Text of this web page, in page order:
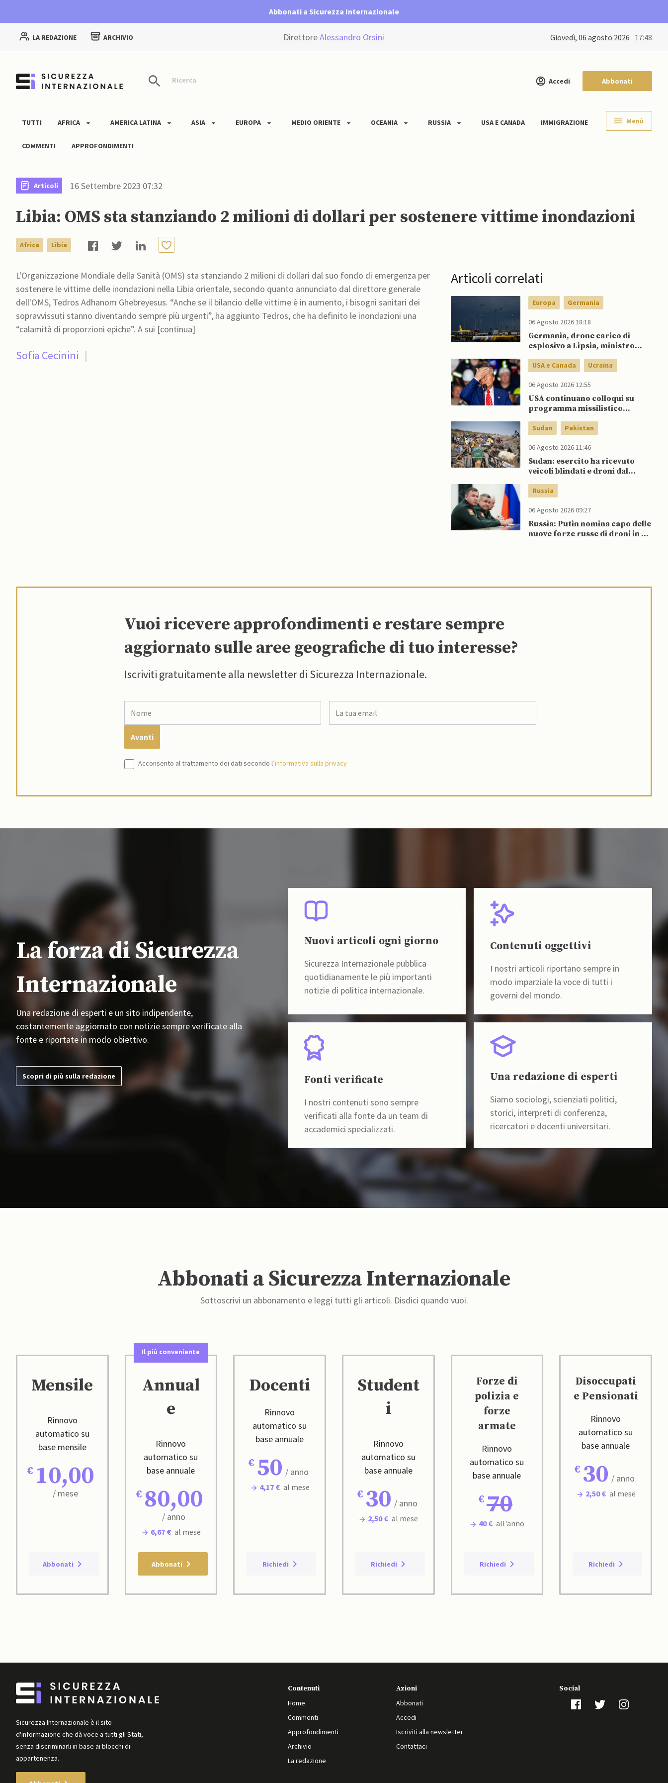
Abbonati a Sicurezza Internazionale
LA REDAZIONE ARCHIVIO DirettoreAlessandro Orsini giovedì, 06 agosto 2026 17:48
Ricerca Accedi Abbonati
TUTTI AFRICA AMERICA LATINA ASIA EUROPA MEDIO ORIENTE OCEANIA RUSSIA USA E CANADA IMMIGRAZIONE
COMMENTI APPROFONDIMENTI
Menù
Articoli 16 Settembre 2023 07:32
Libia: OMS sta stanziando 2 milioni di dollari per sostenere vittime inondazioni
Africa Libia
L'Organizzazione Mondiale della Sanità (OMS) sta stanziando 2 milioni di dollari dal suo fondo di emergenza per
sostenere le vittime delle inondazioni nella Libia orientale, secondo quanto annunciato dal direttore generale
dell'OMS, Tedros Adhanom Ghebreyesus. “Anche se il bilancio delle vittime è in aumento, i bisogni sanitari dei
sopravvissuti stanno diventando sempre più urgenti”, ha aggiunto Tedros, che ha definito le inondazioni una
“calamità di proporzioni epiche”. A sui [continua]
Sofia Cecinini |
Articoli correlati
Europa Germania
06 Agosto 2026 18:18
Germania, drone carico di
esplosivo a Lipsia, ministro
dietro un attore statale”
USA e Canada Ucraina
06 Agosto 2026 12:55
USA continuano colloqui su
programma missilistico
dubbi di Trump, affermano
Sudan Pakistan
06 Agosto 2026 11:46
Sudan: esercito ha ricevuto
veicoli blindati e droni dal
Russia
06 Agosto 2026 09:27
Russia: Putin nomina capo delle
nuove forze russe di droni in un
Vuoi ricevere approfondimenti e restare sempre
aggiornato sulle aree geografiche di tuo interesse?
Iscriviti gratuitamente alla newsletter di Sicurezza Internazionale.
Acconsento al trattamento dei dati secondo l’informativa sulla privacy
La forza di Sicurezza
Internazionale
Una redazione di esperti e un sito indipendente,
costantemente aggiornato con notizie sempre verificate alla
fonte e riportate in modo obiettivo.
Scopri di più sulla redazione
Nuovi articoli ogni giorno
Sicurezza Internazionale pubblica
quotidianamente le più importanti
notizie di politica internazionale.
Contenuti oggettivi
I nostri articoli riportano sempre in
modo imparziale la voce di tutti i
governi del mondo.
Fonti verificate
I nostri contenuti sono sempre
verificati alla fonte da un team di
accademici specializzati.
Una redazione di esperti
Siamo sociologi, scienziati politici,
storici, interpreti di conferenza,
ricercatori e docenti universitari.
Abbonati a Sicurezza Internazionale
Sottoscrivi un abbonamento e leggi tutti gli articoli. Disdici quando vuoi.
Mensile
Rinnovo
automatico su
base mensile
10,00
/ mese
Abbonati
Il più conveniente
Annual
e
Rinnovo
automatico su
base annuale
80,00
/ anno
6,67 € al mese
Abbonati
Docenti
Rinnovo
automatico su
base annuale
50 / anno
4,17 € al mese
Richiedi
Student
i
Rinnovo
automatico su
base annuale
30 / anno
2,50 € al mese
Richiedi
Forze di
polizia e
forze
armate
Rinnovo
automatico su
base annuale
70
40 € all'anno
Richiedi
Disoccupati
e Pensionati
Rinnovo
automatico su
base annuale
30 / anno
2,50 € al mese
Richiedi
Sicurezza Internazionale è il sito
d'informazione che dà voce a tutti gli Stati,
senza discriminarli in base ai blocchi di
appartenenza.
Contenuti
Home
Commenti
Approfondimenti
Archivio
La redazione
Azioni
Abbonati
Accedi
Iscriviti alla newsletter
Contattaci
Social